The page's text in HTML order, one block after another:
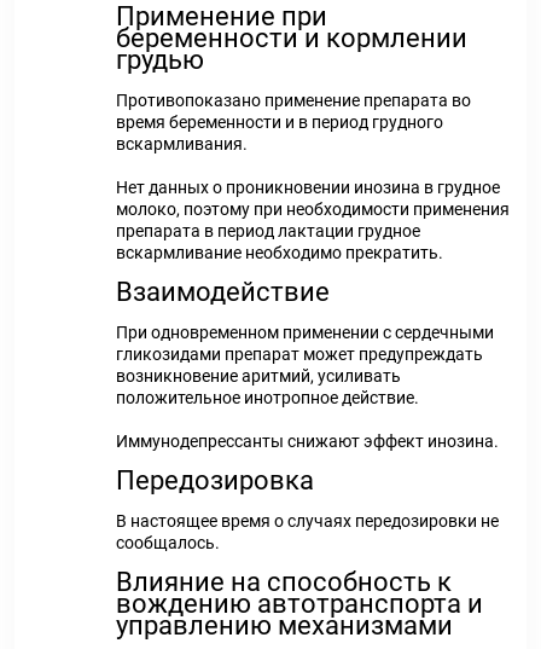
Применение при
беременности и кормлении
грудью
Противопоказано применение препарата во
время беременности и в период грудного
вскармливания.
Нет данных о проникновении инозина в грудное
молоко, поэтому при необходимости применения
препарата в период лактации грудное
вскармливание необходимо прекратить.
Взаимодействие
При одновременном применении с сердечными
гликозидами препарат может предупреждать
возникновение аритмий, усиливать
положительное инотропное действие.
Иммунодепрессанты снижают эффект инозина.
Передозировка
В настоящее время о случаях передозировки не
сообщалось.
Влияние на способность к
вождению автотранспорта и
управлению механизмами